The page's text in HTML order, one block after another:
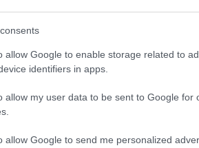
allow Google to enable storage related to
identifiers in apps.
allow my user data to be sent to Google for
allow Google to send me personalized
Γενοκτονία των
οργανώσεων, των
παρουσίας των
Συναγωγής αποτελεί τιμή
και δημοκρατικό άνθρωπο.